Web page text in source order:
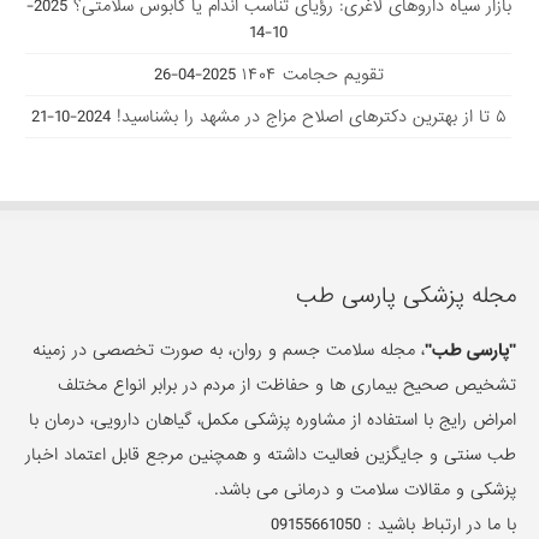
بازار سیاه داروهای لاغری: رؤیای تناسب اندام یا کابوس سلامتی؟
2025-
10-14
تقویم حجامت ۱۴۰۴
2025-04-26
۵ تا از بهترین دکتر‌های اصلاح مزاج در مشهد را بشناسید!
2024-10-21
مجله پزشکی پارسی طب
"پارسی طب"، مجله سلامت جسم و روان، به صورت تخصصی در زمینه
تشخیص صحیح بیماری ها و حفاظت از مردم در برابر انواع مختلف
امراض رایج با استفاده از مشاوره پزشکی مکمل، گیاهان دارویی، درمان با
طب سنتی و جایگزین فعالیت داشته و همچنین مرجع قابل اعتماد اخبار
پزشکی و مقالات سلامت و درمانی می باشد.
با ما در ارتباط باشید :09155661050